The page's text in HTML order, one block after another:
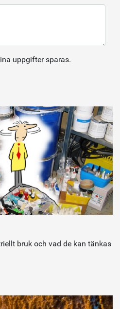
uppgifter sparas.
bruk och vad de kan tänkas